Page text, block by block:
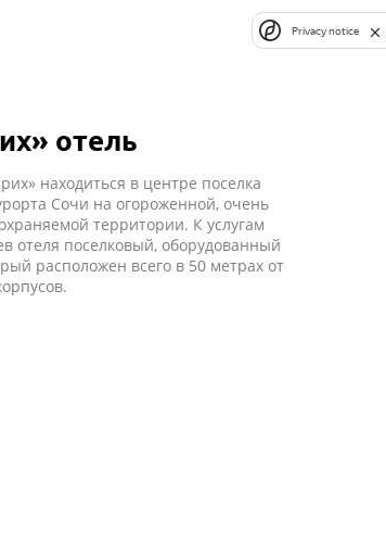
отель
находиться в центре поселка
Сочи на огороженной, очень
территории. К услугам
отеля поселковый, оборудованный
расположен всего в 50 метрах от
Privacy notice